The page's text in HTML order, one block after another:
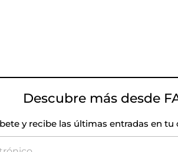
Descubre más desde
y recibe las últimas entradas en